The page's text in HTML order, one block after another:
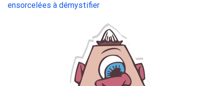
ensorcelées à démystifier